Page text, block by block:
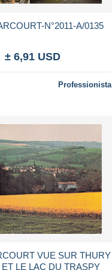
N°2011-A/0135
± 6,91 USD
Professionista
VUE SUR THURY
LE LAC DU TRASPY